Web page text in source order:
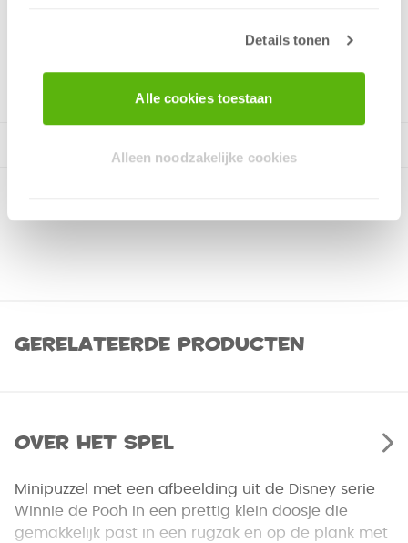
Details tonen
Alle cookies toestaan
Alleen noodzakelijke cookies
Gerelateerde producten
Over het spel
Minipuzzel met een afbeelding uit de Disney serie
Winnie de Pooh in een prettig klein doosje die
gemakkelijk past in een rugzak en op de plank met